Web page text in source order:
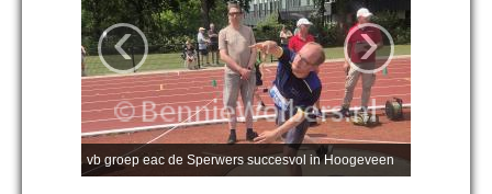
vb groep eac de Sperwers succesvol in Hoogeveen
‹ ›